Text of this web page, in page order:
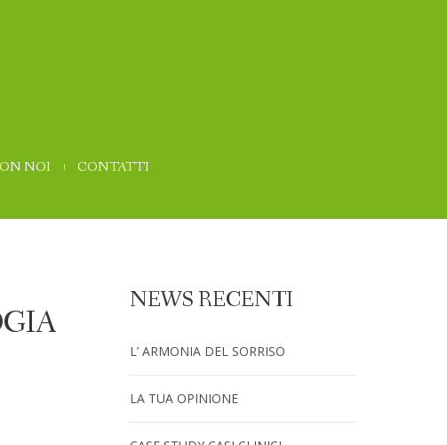
NOI CONTATTI
NEWS RECENTI
L’ ARMONIA DEL SORRISO
LA TUA OPINIONE